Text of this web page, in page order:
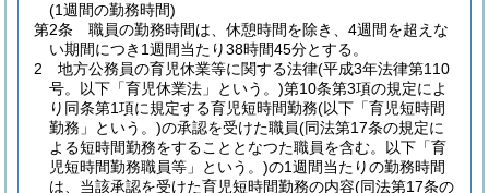
(1週間の勤務時間)
第2条
職員の勤務時間は、休憩時間を除き、4週間を超えな
い期間につき1週間当たり38時間45分とする。
2
地方公務員の育児休業等に関する法律(平成3年法律第110
号。以下「育児休業法」という。)第10条第3項の規定によ
り同条第1項に規定する育児短時間勤務(以下「育児短時間
勤務」という。)の承認を受けた職員(同法第17条の規定に
よる短時間勤務をすることとなつた職員を含む。以下「育
児短時間勤務職員等」という。)の1週間当たりの勤務時間
は、当該承認を受けた育児短時間勤務の内容(同法第17条の